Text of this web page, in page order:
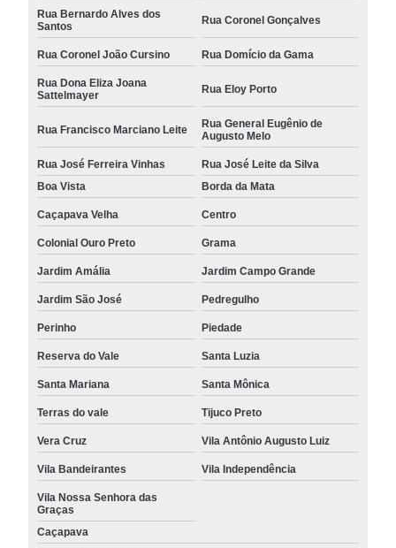
Rua Bernardo Alves dos
Santos
Rua Coronel Gonçalves
Rua Coronel João Cursino Rua Domício da Gama
Rua Dona Eliza Joana
Sattelmayer
Rua Eloy Porto
Rua Francisco Marciano Leite
Rua General Eugênio de
Augusto Melo
Rua José Ferreira Vinhas
Rua José Leite da Silva
Boa Vista
Borda da Mata
Caçapava Velha Centro
Colonial Ouro Preto Grama
Jardim Amália Jardim Campo Grande
Jardim São José Pedregulho
Perinho Piedade
Reserva do Vale Santa Luzia
Santa Mariana Santa Mônica
Terras do vale Tijuco Preto
Vera Cruz Vila Antônio Augusto Luiz
Vila Bandeirantes Vila Independência
Vila Nossa Senhora das
Graças
Caçapava